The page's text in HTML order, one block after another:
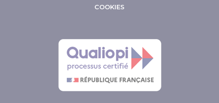
COOKIES